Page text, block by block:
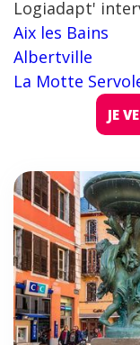
Logiadapt'
Aix les Bains
Albertville
La Motte
JE